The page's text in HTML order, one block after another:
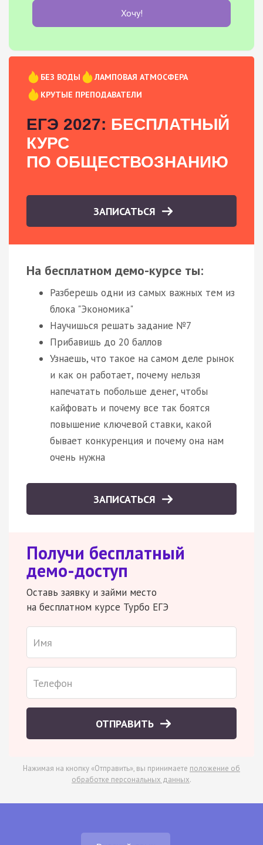
Хочу!
БЕЗ ВОДЫ
ЛАМПОВАЯ АТМОСФЕРА
КРУТЫЕ ПРЕПОДАВАТЕЛИ
ЕГЭ 2027: БЕСПЛАТНЫЙ
КУРС
ПО ОБЩЕСТВОЗНАНИЮ
ЗАПИСАТЬСЯ
На бесплатном демо-курсе ты:
Разберешь одни из самых важных тем из
блока "Экономика"
Научишься решать задание №7
Прибавишь до 20 баллов
Узнаешь, что такое на самом деле рынок
и как он работает, почему нельзя
напечатать побольше денег, чтобы
кайфовать и почему все так боятся
повышение ключевой ставки, какой
бывает конкуренция и почему она нам
очень нужна
ЗАПИСАТЬСЯ
Получи бесплатный
демо-доступ
Оставь заявку и займи место
на бесплатном курсе Турбо ЕГЭ
ОТПРАВИТЬ
Нажимая на кнопку «Отправить», вы принимаете положение об
обработке персональных данных.